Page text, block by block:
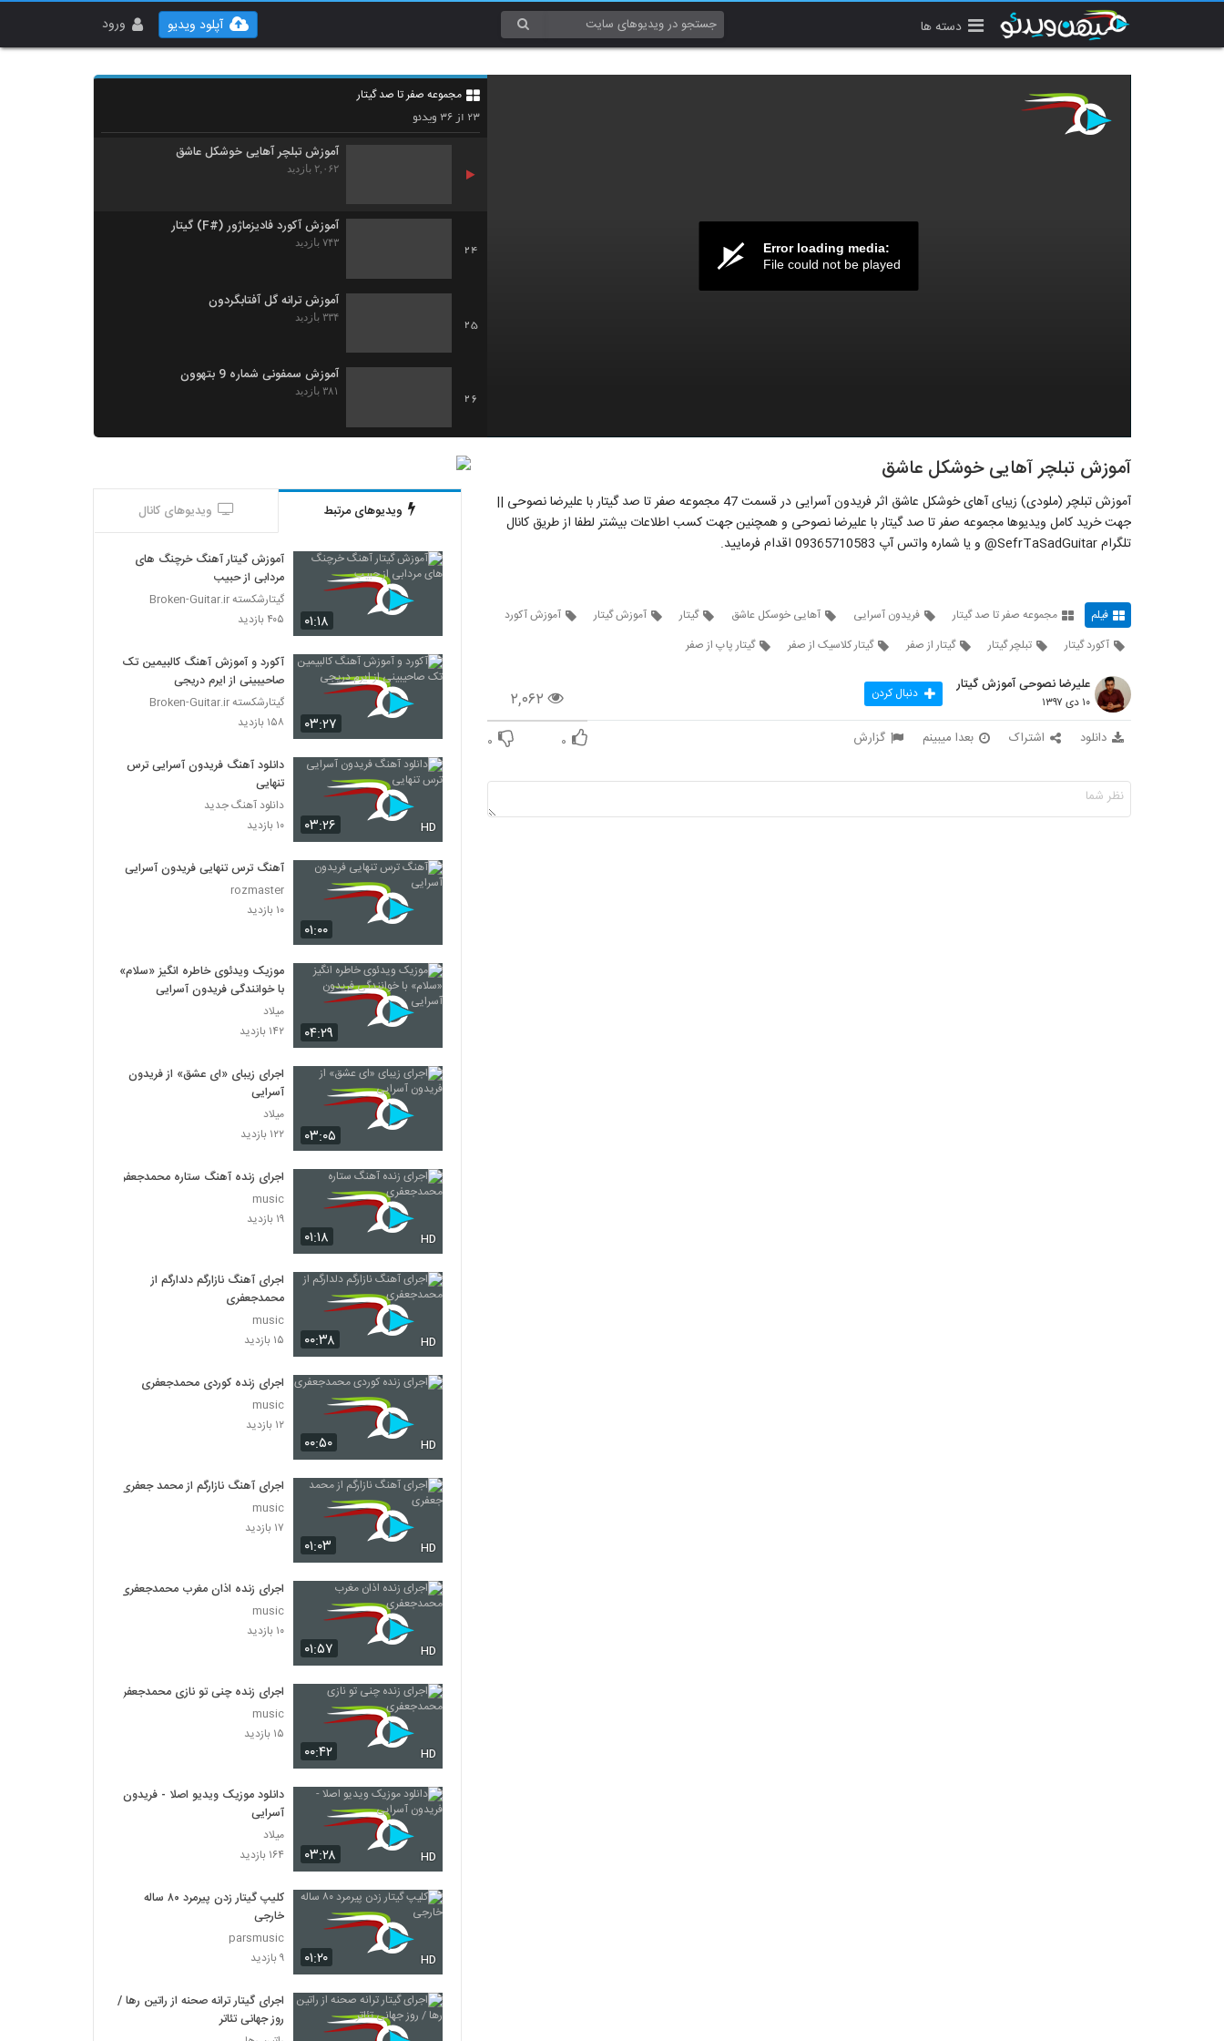
دسته ها ورود آپلود ویدیو
Error loading media:
File could not be played
مجموعه صفر تا صد گیتار
۲۳ از ۳۶ویدئو
22
آموزش گیتار فرامرز اصلانی
آموزش تبلچر آهایی خوشکل عاشق
۲,۰۶۲ بازدید
24
آموزش آکورد فادیزماژور (#F) گیتار
۷۴۳ بازدید
25
آموزش ترانه گل آفتابگردون
۳۳۴ بازدید
26
آموزش سمفونی شماره 9 بتهوون
۳۸۱ بازدید
27
آموزش آکورد آهایی خوشکل عاشق
آموزش آکورد (Dm) ر مینور
۷۱۰ بازدید
بسته آموزش موسیقی
۲۴۰ بازدید
۲۲۳ بازدید
آموزش کامل گیتار پاپ
۵۰۵ بازدید
آموزش ضربه آپیاندو و تیراندو در گیتار
ملودی ساده گیتار
۱,۰۴۶ بازدید
آموزش ضربه آپویاندو و تیراندو گیتار
آموزش رایگان گیتار | قسمت ۴
۱۰ بازدید
آموزش تبلچر آهایی خوشکل عاشق
آموزش تبلچر (ملودی) زیبای آهای خوشکل عاشق اثر فریدون آسرایی در قسمت 47 مجموعه صفر تا صد گیتار با علیرضا نصوحی ||
جهت خرید کامل ویدیوها مجموعه صفر تا صد گیتار با علیرضا نصوحی و همچنین جهت کسب اطلاعات بیشتر لطفا از طریق کانال
تلگرام SefrTaSadGuitar@ و یا شماره واتس آپ 09365710583 اقدام فرمایید.
فیلم مجموعه صفر تا صد گیتار فریدون آسرایی آهایی خوسکل عاشق گیتار آموزش گیتار
آموزش آکورد
آکورد گیتار
تبلچر گیتار گیتار از صفر گیتار کلاسیک از صفر گیتار پاپ از صفر
۲,۰۶۲
علیرضا نصوحی آموزش گیتار
۱۰ دی ۱۳۹۷ دنبال کردن
دانلود اشتراک بعدا میبینم گزارش ۰ ۰
ویدیوهای مرتبط ویدیوهای کانال
۰۱:۱۸
آموزش گیتار آهنگ خرچنگ های
مردابی از حبیب
گیتارشکسته Broken-Guitar.ir
۴۰۵ بازدید
۰۳:۲۷
آکورد و آموزش آهنگ کالبیمین تک
صاحیبینی از ایرم دریجی
گیتارشکسته Broken-Guitar.ir
۱۵۸ بازدید
۰۳:۲۶ HD
دانلود آهنگ فریدون آسرایی ترس
تنهایی
دانلود آهنگ جدید
۱۰ بازدید
۰۱:۰۰
آهنگ ترس تنهایی فریدون آسرایی
rozmaster
۱۰ بازدید
۰۴:۲۹
موزیک ویدئوی خاطره انگیز «سلام»
با خوانندگی فریدون آسرایی
میلاد
۱۴۲ بازدید
۰۳:۰۵
اجرای زیبای «ای عشق» از فریدون
آسرایی
میلاد
۱۲۲ بازدید
۰۱:۱۸ HD
اجرای زنده آهنگ ستاره محمدجعفری
music
۱۹ بازدید
۰۰:۳۸ HD
اجرای آهنگ نازارگم دلدارگم از
محمدجعفری
music
۱۵ بازدید
۰۰:۵۰ HD
اجرای زنده کوردی محمدجعفری
music
۱۲ بازدید
۰۱:۰۳ HD
اجرای آهنگ نازارگم از محمد جعفری
music
۱۷ بازدید
۰۱:۵۷ HD
اجرای زنده اذان مغرب محمدجعفری
music
۱۰ بازدید
۰۰:۴۲ HD
اجرای زنده چنی تو نازی محمدجعفری
music
۱۵ بازدید
۰۳:۲۸ HD
دانلود موزیک ویدیو اصلا - فریدون
آسرایی
میلاد
۱۶۴ بازدید
۰۱:۲۰ HD
کلیپ گیتار زدن پیرمرد ۸۰ ساله
خارجی
parsmusic
۹ بازدید
اجرای گیتار ترانه صحنه از راتین رها /
روز جهانی تئاتر